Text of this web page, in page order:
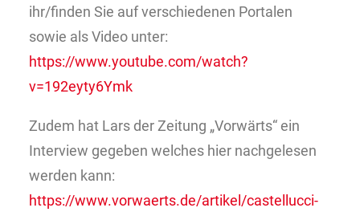
ihr/finden Sie auf verschiedenen Portalen
sowie als Video unter:
https://www.youtube.com/watch?
v=192eyty6Ymk
Zudem hat Lars der Zeitung „Vorwärts“ ein
Interview gegeben welches hier nachgelesen
werden kann:
https://www.vorwaerts.de/artikel/castellucci-